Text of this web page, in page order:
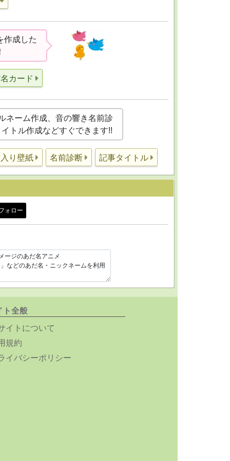
作成した
カード
ネーム作成、音の響き名前診
トル作成などすぐできます!!
り壁紙 名前診断 記事タイトル
ォロー
ト全般
イトについて
規約
イバシーポリシー